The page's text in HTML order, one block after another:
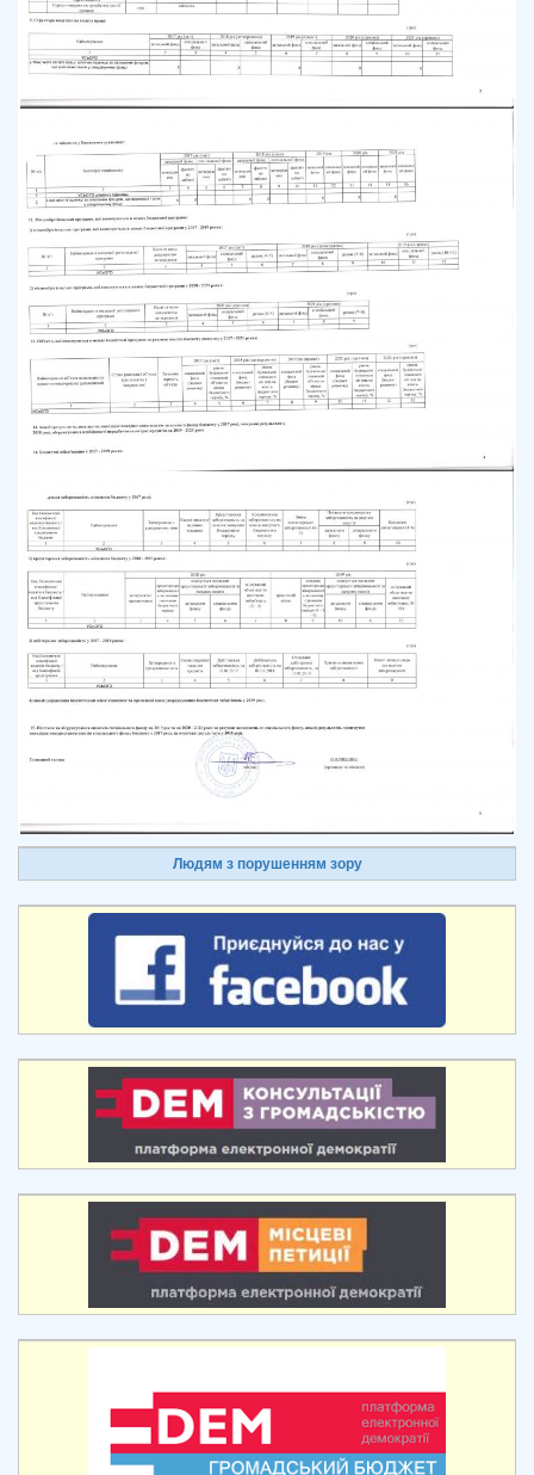
Людям з порушенням зору